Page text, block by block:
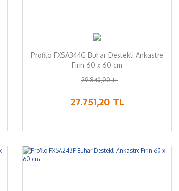
Profilo FXSA344G Buhar Destekli Ankastre
Fırın 60 x 60 cm
29.840,00 TL
27.751,20 TL
%7